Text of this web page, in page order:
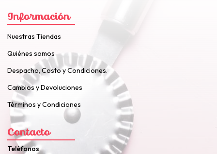
Información
Nuestras Tiendas
Quiénes somos
Despacho, Costo y Condiciones.
Cambios y Devoluciones
Términos y Condiciones
Contacto
Teléfonos